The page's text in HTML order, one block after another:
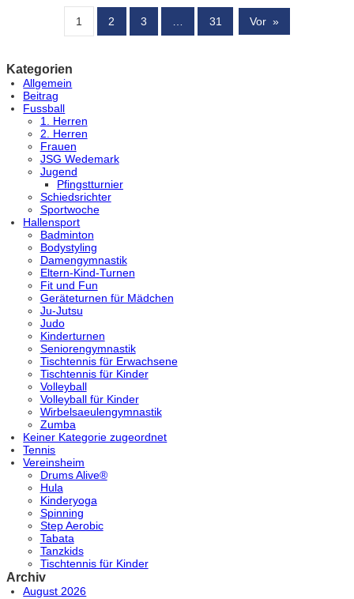
1 2 3 … 31 Vor »
Kategorien
Allgemein
Beitrag
Fussball
1. Herren
2. Herren
Frauen
JSG Wedemark
Jugend
Pfingstturnier
Schiedsrichter
Sportwoche
Hallensport
Badminton
Bodystyling
Damengymnastik
Eltern-Kind-Turnen
Fit und Fun
Geräteturnen für Mädchen
Ju-Jutsu
Judo
Kinderturnen
Seniorengymnastik
Tischtennis für Erwachsene
Tischtennis für Kinder
Volleyball
Volleyball für Kinder
Wirbelsaeulengymnastik
Zumba
Keiner Kategorie zugeordnet
Tennis
Vereinsheim
Drums Alive®
Hula
Kinderyoga
Spinning
Step Aerobic
Tabata
Tanzkids
Tischtennis für Kinder
Archiv
August 2026